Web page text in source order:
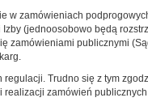
w zamówieniach
(jednoosobowo będą
zamówieniami publicznymi
Trudno się z tym
realizacji zamówień